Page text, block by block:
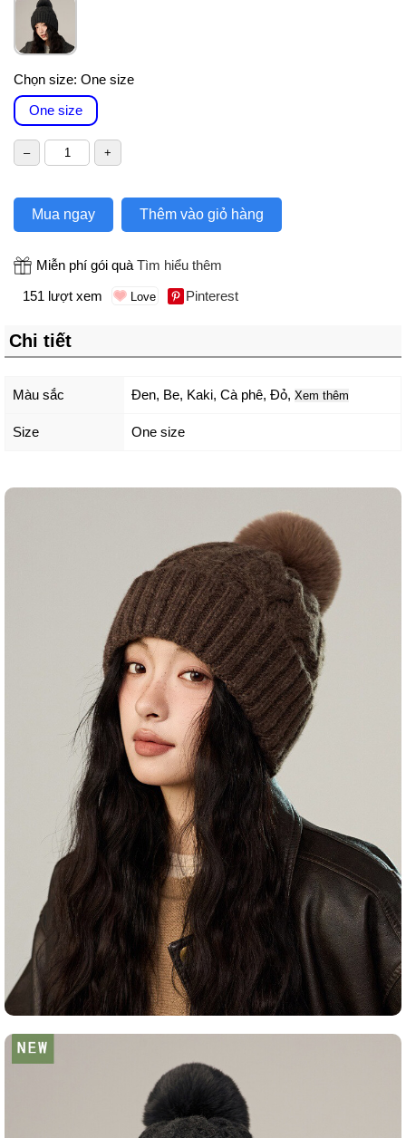
Chọn size: One size
One size
Mua ngay Thêm vào giỏ hàng
Miễn phí gói quà Tìm hiểu thêm
151 lượt xem
Pinterest
Chi tiết
Màu sắc Đen, Be, Kaki, Cà phê, Đỏ, Xem thêm
Size One size